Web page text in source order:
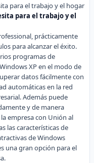
para el trabajo y el hogar
para el trabajo y el
prácticamente
para alcanzar el éxito.
programas de
XP en el modo de
datos fácilmente con
automáticas en la red
Además puede
y de manera
empresa con Unión al
las características de
de Windows
una gran opción para el